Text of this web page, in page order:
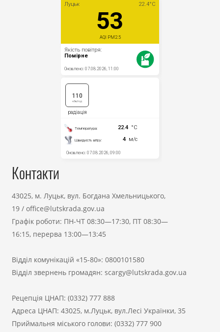
Контакти
43025, м. Луцьк, вул. Богдана Хмельницького,
19 / office@lutskrada.gov.ua
Графік роботи: ПН-ЧТ 08:30—17:30, ПТ 08:30—
16:15, перерва 13:00—13:45
Відділ комунікацій «15-80»: 0800101580
Відділ звернень громадян: scargy@lutskrada.gov.ua
Рецепція ЦНАП: (0332) 777 888
Адреса ЦНАП: 43025, м.Луцьк, вул.Лесі Українки, 35
Приймальня міського голови: (0332) 777 900